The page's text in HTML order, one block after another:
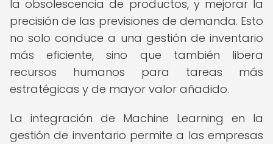
la obsolescencia de productos, y mejorar la
precisión de las previsiones de demanda. Esto
no solo conduce a una gestión de inventario
más eficiente, sino que también libera
recursos humanos para tareas más
estratégicas y de mayor valor añadido.
La integración de Machine Learning en la
gestión de inventario permite a las empresas